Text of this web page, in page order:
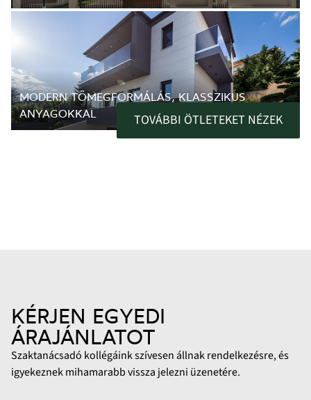
MODERN TÖMEGFORMÁLÁS, KLASSZIKUS
ANYAGOKKAL
TOVÁBBI ÖTLETEKET NÉZEK
KÉRJEN EGYEDI
ÁRAJÁNLATOT
Szaktanácsadó kollégáink szívesen állnak rendelkezésre, és
igyekeznek mihamarabb vissza jelezni üzenetére.